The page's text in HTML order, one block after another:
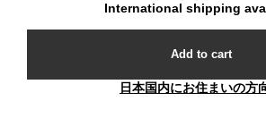
International shipping
Add to cart
日本国内にお住まいの方